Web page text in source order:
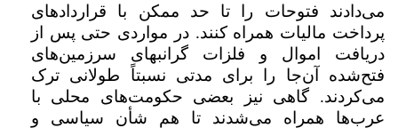
می‌دادند فتوحات را تا حد ممکن با قراردادهای
پرداخت مالیات همراه کنند. در مواردی حتی پس از
دریافت اموال و فلزات گرانبهای سرزمین‌های
فتح‌شده آن‌جا را برای مدتی نسبتاً طولانی ترک
می‌کردند. گاهی نیز بعضی حکومت‌های محلی با
عرب‌ها همراه می‌شدند تا هم شأن سیاسی و